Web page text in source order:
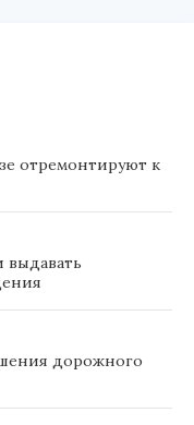
отремонтируют к
выдавать
дорожного